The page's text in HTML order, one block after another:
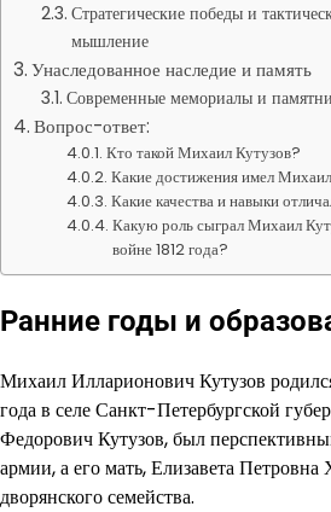
Стратегические победы и
мышление
Унаследованное наследие и память
Современные мемориалы и
Вопрос-ответ:
Кто такой Михаил Кутузов?
Какие достижения имел
Какие качества и навыки
Какую роль сыграл Михаил
войне 1812 года?
Ранние годы и
Михаил Илларионович Кутузов
года в селе Санкт-Петербургской
Федорович Кутузов, был
армии, а его мать, Елизавета
дворянского семейства.